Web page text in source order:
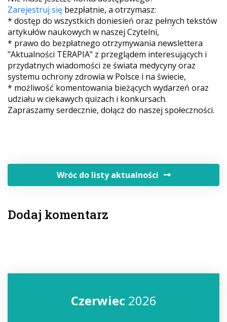
Zarejestruj się bezpłatnie, a otrzymasz:
* dostęp do wszystkich doniesień oraz pełnych tekstów
artykułów naukowych w naszej Czytelni,
* prawo do bezpłatnego otrzymywania newslettera
"Aktualności TERAPIA" z przeglądem interesujących i
przydatnych wiadomości ze świata medycyny oraz
systemu ochrony zdrowia w Polsce i na świecie,
* możliwość komentowania bieżących wydarzeń oraz
udziału w ciekawych quizach i konkursach.
Zapraszamy serdecznie, dołącz do naszej społeczności.
Wróc do listy aktualności
Dodaj komentarz
Czerwiec2026